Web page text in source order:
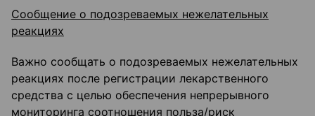
Сообщение о подозреваемых нежелательных
реакциях
Важно сообщать о подозреваемых нежелательных
реакциях после регистрации лекарственного
средства с целью обеспечения непрерывного
мониторинга соотношения польза/риск